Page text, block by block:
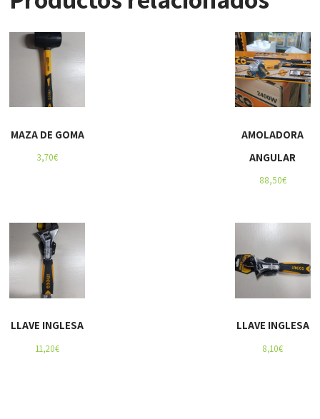
MAZA DE GOMA
3,70€
AMOLADORA
ANGULAR
88,50€
LLAVE INGLESA
11,20€
LLAVE INGLESA
8,10€